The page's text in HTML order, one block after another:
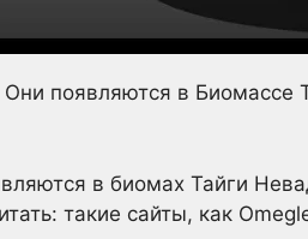
появляются в Биомассе
в биомах Тайги
такие сайты, как